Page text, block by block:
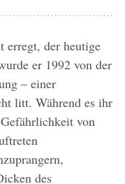
erregt, der heutige
er 1992 von der
– einer
litt. Während es ihr
von
des